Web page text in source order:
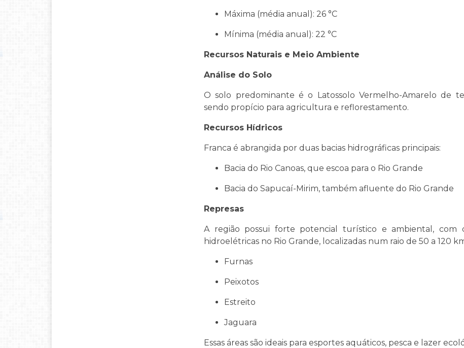
Máxima (média anual): 26 °C
Mínima (média anual): 22 °C
Recursos Naturais e Meio Ambiente
Análise do Solo
O solo predominante é o Latossolo Vermelho-Amarelo de
sendo propício para agricultura e reflorestamento.
Recursos Hídricos
Franca é abrangida por duas bacias hidrográficas principais:
Bacia do Rio Canoas, que escoa para o Rio Grande
Bacia do Sapucaí-Mirim, também afluente do Rio Grande
Represas
A região possui forte potencial turístico e ambiental, com
hidroelétricas no Rio Grande, localizadas num raio de 50 a 120
Furnas
Peixotos
Estreito
Jaguara
Essas áreas são ideais para esportes aquáticos, pesca e lazer